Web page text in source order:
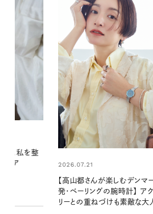
2026.07.24
る【大人気のドライシャンプー
PROMOTION